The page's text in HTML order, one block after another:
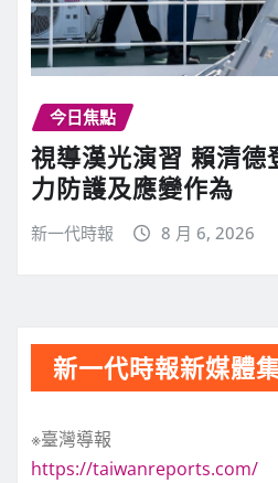
今日焦點
視導漢光演習 賴清德
力防護及應變作為
新一代時報 8 月 6, 2026
新一代時報新媒體
※臺灣導報
https://taiwanreports.com/